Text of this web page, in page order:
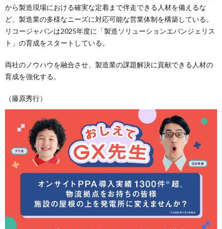
から製造現場における確実な定着まで伴走できる人材を備えるな
ど、製造業の多様なニーズに対応可能な営業体制を構築している。
リコージャパンは2025年度に「製造ソリューションエバンジェリス
ト」の育成をスタートしている。
両社のノウハウを融合させ、製造業の課題解決に貢献できる人材の
育成を強化する。
（藤原秀行）